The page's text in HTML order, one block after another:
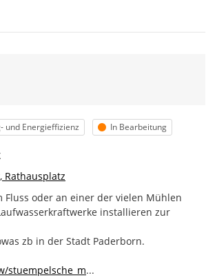
Äußerung
und Energieffizienz Status
In Bearbeitung
Rathausplatz
Fluss oder an einer der vielen Mühlen
installieren zur
zb in der Stadt Paderborn.
stuempelsche_muehle_paderborn
...